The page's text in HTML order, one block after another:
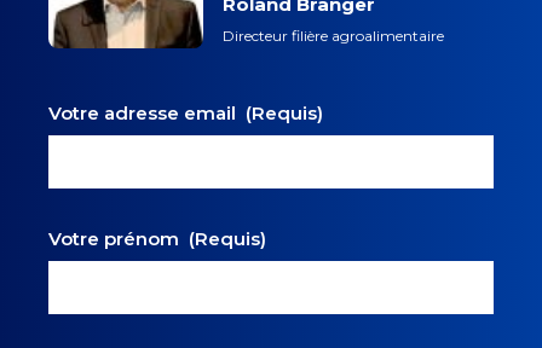
Directeur filière agroalimentaire
Votre adresse email (Requis)
Votre prénom (Requis)